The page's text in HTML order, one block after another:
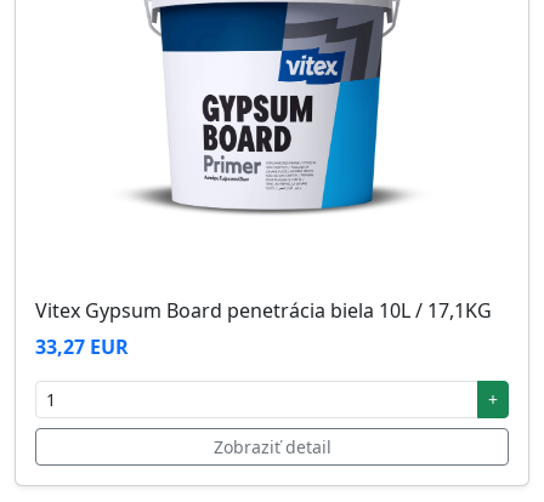
Vitex Gypsum Board penetrácia biela 10L / 17,1KG
33,27 EUR
+
Zobraziť detail